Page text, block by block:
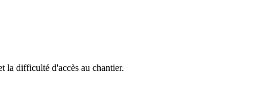
la difficulté d'accès au chantier.